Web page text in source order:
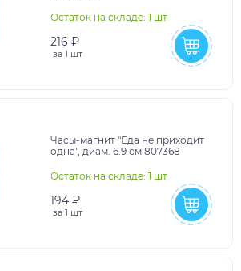
Остаток на складе: 1 шт
216 ₽
за 1 шт
Часы-магнит "Еда не приходит
одна", диам. 6.9 см 807368
Остаток на складе: 1 шт
194 ₽
за 1 шт